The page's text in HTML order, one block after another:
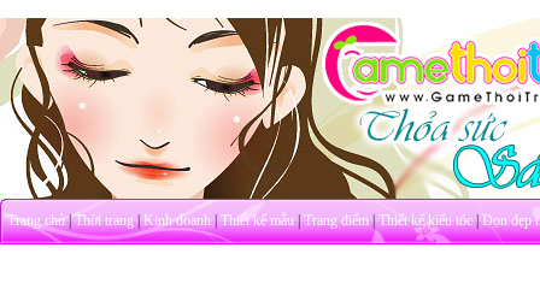
Trang chủ|Thời trang|Kinh doanh|Thiết kế mẫu|Trang điểm|Thiết kế kiểu tóc|Dọn dẹp